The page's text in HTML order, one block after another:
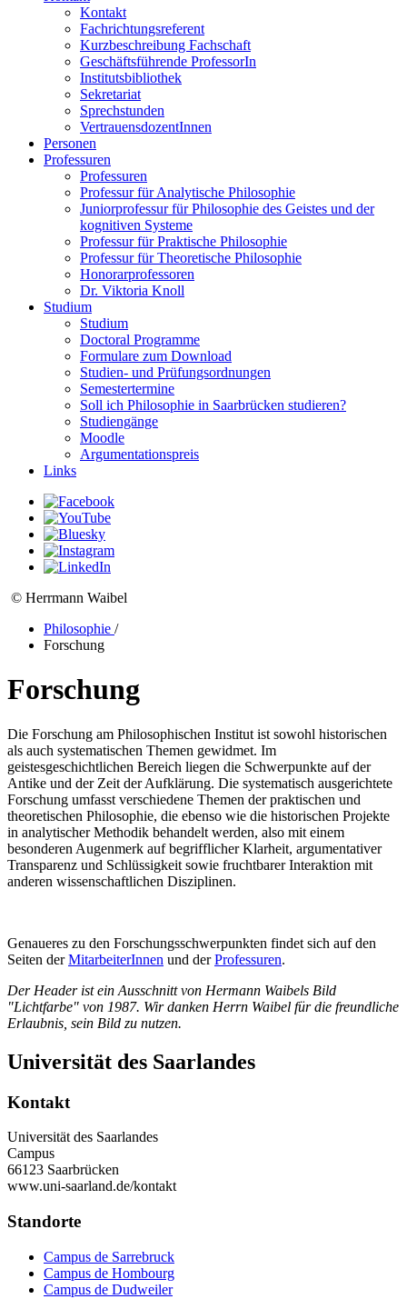
Kontakt
Fachrichtungsreferent
Kurzbeschreibung Fachschaft
Geschäftsführende ProfessorIn
Institutsbibliothek
Sekretariat
Sprechstunden
VertrauensdozentInnen
Personen
Professuren
Professuren
Professur für Analytische Philosophie
Juniorprofessur für Philosophie des Geistes und der
kognitiven Systeme
Professur für Praktische Philosophie
Professur für Theoretische Philosophie
Honorarprofessoren
Dr. Viktoria Knoll
Studium
Studium
Doctoral Programme
Formulare zum Download
Studien- und Prüfungsordnungen
Semestertermine
Soll ich Philosophie in Saarbrücken studieren?
Studiengänge
Moodle
Argumentationspreis
Links
© Herrmann Waibel
Philosophie /
Forschung
Forschung
Die Forschung am Philosophischen Institut ist sowohl historischen
als auch systematischen Themen gewidmet. Im
geistesgeschichtlichen Bereich liegen die Schwerpunkte auf der
Antike und der Zeit der Aufklärung. Die systematisch ausgerichtete
Forschung umfasst verschiedene Themen der praktischen und
theoretischen Philosophie, die ebenso wie die historischen Projekte
in analytischer Methodik behandelt werden, also mit einem
besonderen Augenmerk auf begrifflicher Klarheit, argumentativer
Transparenz und Schlüssigkeit sowie fruchtbarer Interaktion mit
anderen wissenschaftlichen Disziplinen.
Genaueres zu den Forschungsschwerpunkten findet sich auf den
Seiten derMitarbeiterInnen und derProfessuren.
Der Header ist ein Ausschnitt von Hermann Waibels Bild
"Lichtfarbe" von 1987. Wir danken Herrn Waibel für die freundliche
Erlaubnis, sein Bild zu nutzen.
Universität des Saarlandes
Kontakt
Universität des Saarlandes
Campus
66123 Saarbrücken
www.uni-saarland.de/kontakt
Standorte
Campus de Sarrebruck
Campus de Hombourg
Campus de Dudweiler